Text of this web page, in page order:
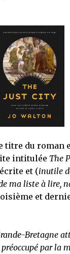
titre du roman
intitulée The
et (inutile
ma liste à lire,
et
Bretagne
par la